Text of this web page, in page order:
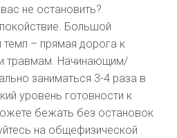
не остановить?
Большой
– прямая дорога к
травмам. Начинающим/
заниматься 3-4 раза в
уровень готовности к
бежать без остановок
на общефизической